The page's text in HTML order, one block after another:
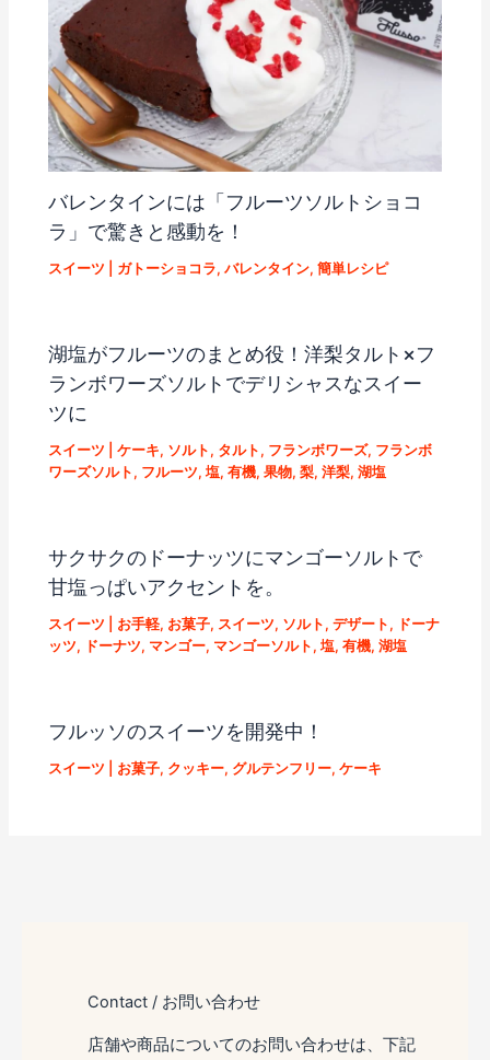
バレンタインには「フルーツソルトショコ
ラ」で驚きと感動を！
スイーツ ガトーショコラ,バレンタイン,簡単レシピ
湖塩がフルーツのまとめ役！洋梨タルト×フ
ランボワーズソルトでデリシャスなスイー
ツに
スイーツ |ケーキ, ソルト , タルト , フランボワーズ, フランボ
ワーズソルト , フルーツ,塩,有機,果物,梨,洋梨,湖塩
サクサクのドーナッツにマンゴーソルトで
甘塩っぱいアクセントを。
スイーツ お手軽, お菓子, スイーツ, ソルト ,デザート , ドーナ
ッツ, ドーナツ, マンゴー, マンゴーソルト ,塩,有機,湖塩
フルッソのスイーツを開発中！
スイーツ お菓子, クッキー, グルテンフリー,ケーキ
Contact / お問い合わせ
店舗や商品についてのお問い合わせは、下記